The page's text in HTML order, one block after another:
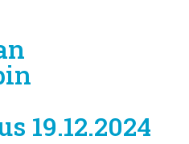
19.12.2024